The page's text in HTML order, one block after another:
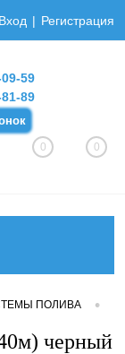
Вход Регистрация
59
89
0 0
ПОЛИВА •
черный